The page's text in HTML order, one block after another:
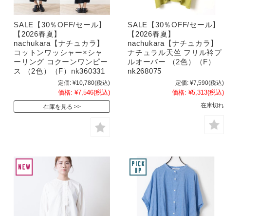
SALE【30％OFF/セール】
【2026春夏】
nachukara【ナチュカラ】
コットンワッシャー×シャ
ーリング コクーンワンピー
ス （2色）（F）nk360331
定価: ¥10,780(税込)
価格: ¥7,546(税込)
在庫を見る
SALE【30％OFF/セール】
【2026春夏】
nachukara【ナチュカラ】
ナチュラル天竺 フリル衿プ
ルオーバー （2色）（F）
nk268075
定価: ¥7,590(税込)
価格: ¥5,313(税込)
在庫切れ